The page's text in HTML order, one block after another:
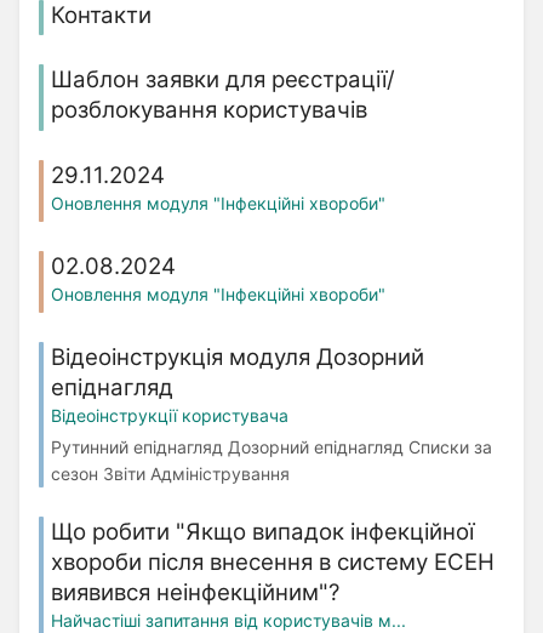
Контакти
Шаблон заявки для реєстрації/
розблокування користувачів
29.11.2024
Оновлення модуля "Інфекційні хвороби"
02.08.2024
Оновлення модуля "Інфекційні хвороби"
Відеоінструкція модуля Дозорний
епіднагляд
Відеоінструкції користувача
Рутинний епіднагляд Дозорний епіднагляд Списки за
сезон Звіти Адміністрування
Що робити "Якщо випадок інфекційної
хвороби після внесення в систему ЕСЕН
виявився неінфекційним"?
Найчастіші запитання від користувачів м...